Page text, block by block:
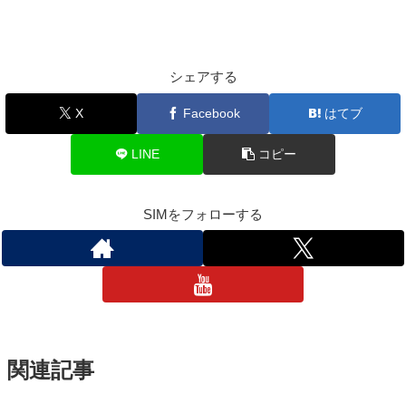
シェアする
X Facebook はてブ
LINE コピー
SIMをフォローする
関連記事